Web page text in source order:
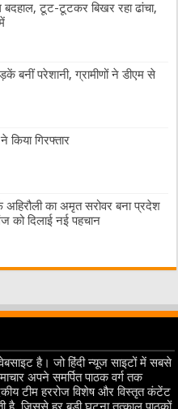
टूट-टूटकर बिखर रहा ढांचा,
बनीं परेशानी, ग्रामीणों ने डीएम से
किया गिरफ्तार
अहिरौली का अमृत सरोवर बना प्रदेश
को दिलाई नई पहचान
है। जो हिंदी न्यूज साइटों में सबसे
अपने समर्पित पाठक वर्ग तक
टीम हररोज विशेष और विस्तृत कंटेंट